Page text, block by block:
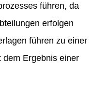
führen, da
erfolgen
führen zu einer
dem Ergebnis einer